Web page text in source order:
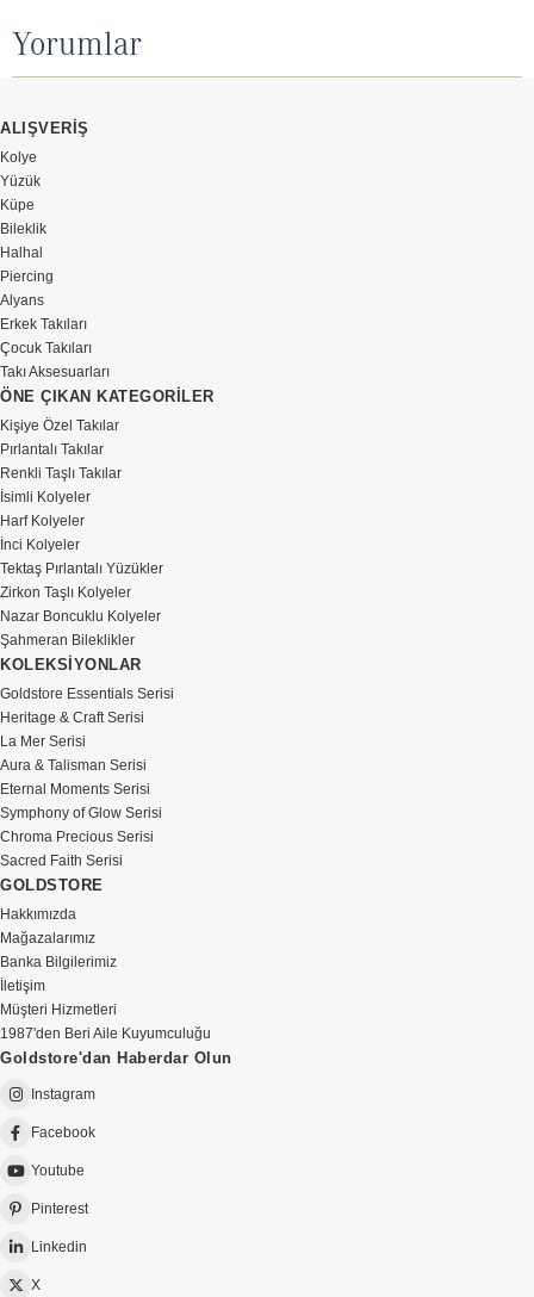
Yorumlar
ALIŞVERİŞ
Kolye
Yüzük
Küpe
Bileklik
Halhal
Piercing
Alyans
Erkek Takıları
Çocuk Takıları
Takı Aksesuarları
ÖNE ÇIKAN KATEGORİLER
Kişiye Özel Takılar
Pırlantalı Takılar
Renkli Taşlı Takılar
İsimli Kolyeler
Harf Kolyeler
İnci Kolyeler
Tektaş Pırlantalı Yüzükler
Zirkon Taşlı Kolyeler
Nazar Boncuklu Kolyeler
Şahmeran Bileklikler
KOLEKSİYONLAR
Goldstore Essentials Serisi
Heritage & Craft Serisi
La Mer Serisi
Aura & Talisman Serisi
Eternal Moments Serisi
Symphony of Glow Serisi
Chroma Precious Serisi
Sacred Faith Serisi
GOLDSTORE
Hakkımızda
Mağazalarımız
Banka Bilgilerimiz
İletişim
Müşteri Hizmetleri
1987'den Beri Aile Kuyumculuğu
Goldstore'dan Haberdar Olun
Instagram
Facebook
Youtube
Pinterest
Linkedin
X